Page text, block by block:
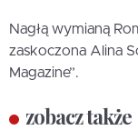
Nagłą wymianą
zaskoczona Alina
Magazine”.
zobacz także